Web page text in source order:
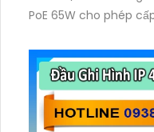
PoE 65W cho phép
and play không cần
động không quạt.